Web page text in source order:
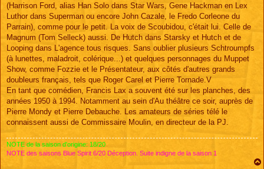
(Harrison Ford, alias Han Solo dans Star Wars, Gene Hackman en Lex
Luthor dans Superman ou encore John Cazale, le Fredo Corleone du
Parrain), comme pour le petit. La voix de Scoubidou, c'était lui. Celle de
Magnum (Tom Selleck) aussi. De Hutch dans Starsky et Hutch et de
Looping dans L'agence tous risques. Sans oublier plusieurs Schtroumpfs
(à lunettes, maladroit, colérique...) et quelques personnages du Muppet
Show, comme Fozzie et le Présentateur, aux côtés d'autres grands
doubleurs français, tels que Roger Carel et Pierre Tornade.V
En tant que comédien, Francis Lax a souvent été sur les planches, des
années 1950 à 1994. Notamment au sein d'Au théâtre ce soir, auprès de
Pierre Mondy et Pierre Debauche. Les amateurs de séries télé le
connaissent aussi de Commissaire Moulin, en directeur de la PJ.
NOTE de la saison d'origine: 18/20
NOTE des saisons Blue Spirit 6/20 Déception. Suite indigne de la saison 1